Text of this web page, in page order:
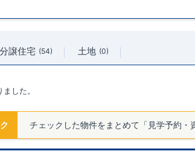
譲住宅 54 土地 0
した。
チェックした物件をまとめて「見学予約・